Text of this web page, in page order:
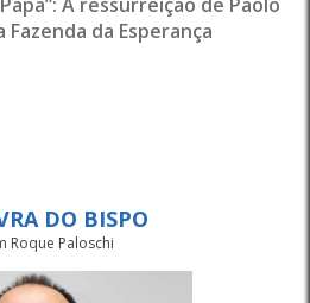
Fazenda da Esperança
DO BISPO
Roque Paloschi